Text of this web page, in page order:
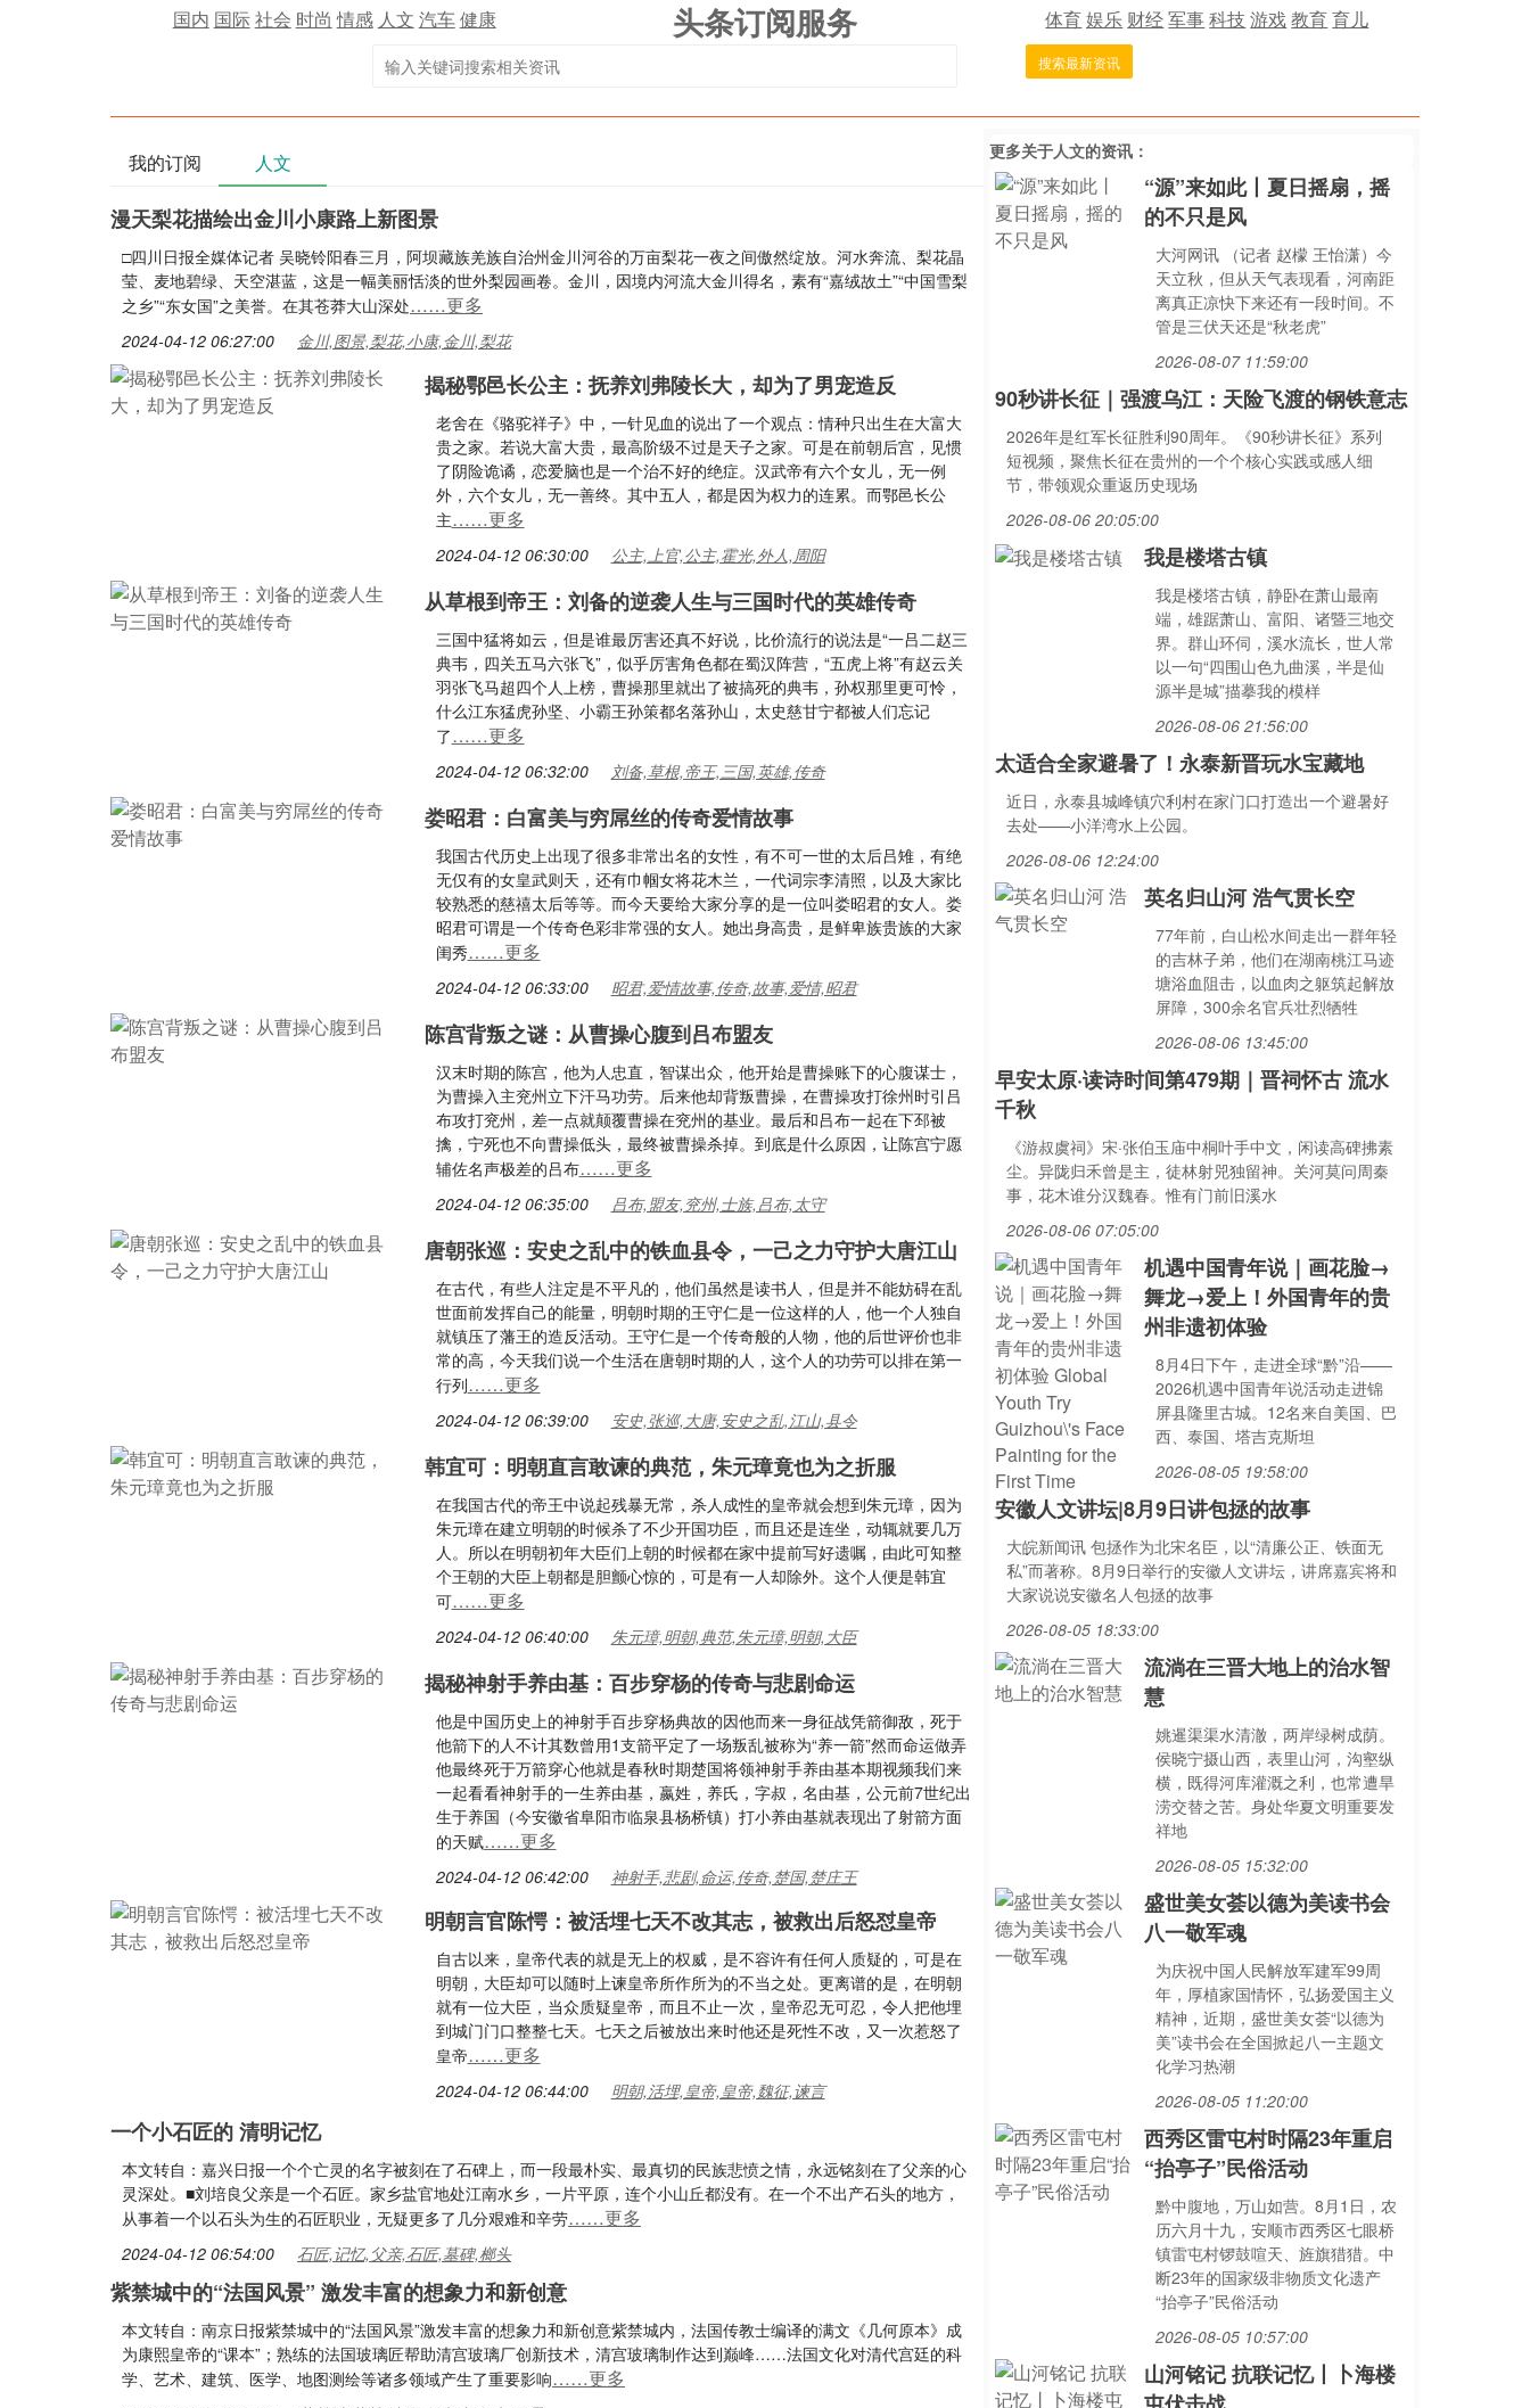
国内 国际社会 时尚 情感 人文 汽车健康 头条订阅服务 体育娱乐 财经军事科技游戏教育育儿
搜索最新资讯
我的订阅 人文
漫天梨花描绘出金川小康路上新图景
□四川日报全媒体记者 吴晓铃阳春三月，阿坝藏族羌族自治州金川河谷的万亩梨花一夜之间傲然绽放。河水奔流、梨花晶
莹、麦地碧绿、天空湛蓝，这是一幅美丽恬淡的世外梨园画卷。金川，因境内河流大金川得名，素有“嘉绒故土”“中国雪梨
之乡”“东女国”之美誉。在其苍莽大山深处……更多
2024-04-12 06:27:00 金川,图景,梨花,小康,金川,梨花
揭秘鄂邑长公主：抚养刘弗陵长大，却为了男宠造反
老舍在《骆驼祥子》中，一针见血的说出了一个观点：情种只出生在大富大
贵之家。若说大富大贵，最高阶级不过是天子之家。可是在前朝后宫，见惯
了阴险诡谲，恋爱脑也是一个治不好的绝症。汉武帝有六个女儿，无一例
外，六个女儿，无一善终。其中五人，都是因为权力的连累。而鄂邑长公
主……更多
2024-04-12 06:30:00 公主,上官,公主,霍光,外人,周阳
从草根到帝王：刘备的逆袭人生与三国时代的英雄传奇
三国中猛将如云，但是谁最厉害还真不好说，比价流行的说法是“一吕二赵三
典韦，四关五马六张飞”，似乎厉害角色都在蜀汉阵营，“五虎上将”有赵云关
羽张飞马超四个人上榜，曹操那里就出了被搞死的典韦，孙权那里更可怜，
什么江东猛虎孙坚、小霸王孙策都名落孙山，太史慈甘宁都被人们忘记
了……更多
2024-04-12 06:32:00 刘备,草根,帝王,三国,英雄,传奇
娄昭君：白富美与穷屌丝的传奇爱情故事
我国古代历史上出现了很多非常出名的女性，有不可一世的太后吕雉，有绝
无仅有的女皇武则天，还有巾帼女将花木兰，一代词宗李清照，以及大家比
较熟悉的慈禧太后等等。而今天要给大家分享的是一位叫娄昭君的女人。娄
昭君可谓是一个传奇色彩非常强的女人。她出身高贵，是鲜卑族贵族的大家
闺秀……更多
2024-04-12 06:33:00 昭君,爱情故事,传奇,故事,爱情,昭君
陈宫背叛之谜：从曹操心腹到吕布盟友
汉末时期的陈宫，他为人忠直，智谋出众，他开始是曹操账下的心腹谋士，
为曹操入主兖州立下汗马功劳。后来他却背叛曹操，在曹操攻打徐州时引吕
布攻打兖州，差一点就颠覆曹操在兖州的基业。最后和吕布一起在下邳被
擒，宁死也不向曹操低头，最终被曹操杀掉。到底是什么原因，让陈宫宁愿
辅佐名声极差的吕布……更多
2024-04-12 06:35:00 吕布,盟友,兖州,士族,吕布,太守
唐朝张巡：安史之乱中的铁血县令，一己之力守护大唐江山
在古代，有些人注定是不平凡的，他们虽然是读书人，但是并不能妨碍在乱
世面前发挥自己的能量，明朝时期的王守仁是一位这样的人，他一个人独自
就镇压了藩王的造反活动。王守仁是一个传奇般的人物，他的后世评价也非
常的高，今天我们说一个生活在唐朝时期的人，这个人的功劳可以排在第一
行列……更多
2024-04-12 06:39:00 安史,张巡,大唐,安史之乱,江山,县令
韩宜可：明朝直言敢谏的典范，朱元璋竟也为之折服
在我国古代的帝王中说起残暴无常，杀人成性的皇帝就会想到朱元璋，因为
朱元璋在建立明朝的时候杀了不少开国功臣，而且还是连坐，动辄就要几万
人。所以在明朝初年大臣们上朝的时候都在家中提前写好遗嘱，由此可知整
个王朝的大臣上朝都是胆颤心惊的，可是有一人却除外。这个人便是韩宜
可……更多
2024-04-12 06:40:00 朱元璋,明朝,典范,朱元璋,明朝,大臣
揭秘神射手养由基：百步穿杨的传奇与悲剧命运
他是中国历史上的神射手百步穿杨典故的因他而来一身征战凭箭御敌，死于
他箭下的人不计其数曾用1支箭平定了一场叛乱被称为“养一箭”然而命运做弄
他最终死于万箭穿心他就是春秋时期楚国将领神射手养由基本期视频我们来
一起看看神射手的一生养由基，嬴姓，养氏，字叔，名由基，公元前7世纪出
生于养国（今安徽省阜阳市临泉县杨桥镇）打小养由基就表现出了射箭方面
的天赋……更多
2024-04-12 06:42:00 神射手,悲剧,命运,传奇,楚国,楚庄王
明朝言官陈愕：被活埋七天不改其志，被救出后怒怼皇帝
自古以来，皇帝代表的就是无上的权威，是不容许有任何人质疑的，可是在
明朝，大臣却可以随时上谏皇帝所作所为的不当之处。更离谱的是，在明朝
就有一位大臣，当众质疑皇帝，而且不止一次，皇帝忍无可忍，令人把他埋
到城门门口整整七天。七天之后被放出来时他还是死性不改，又一次惹怒了
皇帝……更多
2024-04-12 06:44:00 明朝,活埋,皇帝,皇帝,魏征,谏言
一个小石匠的 清明记忆
本文转自：嘉兴日报一个个亡灵的名字被刻在了石碑上，而一段最朴实、最真切的民族悲愤之情，永远铭刻在了父亲的心
灵深处。■刘培良父亲是一个石匠。家乡盐官地处江南水乡，一片平原，连个小山丘都没有。在一个不出产石头的地方，
从事着一个以石头为生的石匠职业，无疑更多了几分艰难和辛劳……更多
2024-04-12 06:54:00 石匠,记忆,父亲,石匠,墓碑,榔头
紫禁城中的“法国风景” 激发丰富的想象力和新创意
本文转自：南京日报紫禁城中的“法国风景”激发丰富的想象力和新创意紫禁城内，法国传教士编译的满文《几何原本》成
为康熙皇帝的“课本”；熟练的法国玻璃匠帮助清宫玻璃厂创新技术，清宫玻璃制作达到巅峰……法国文化对清代宫廷的科
学、艺术、建筑、医学、地图测绘等诸多领域产生了重要影响……更多
更多关于人文的资讯：
“源”来如此丨夏日摇扇，摇
的不只是风
大河网讯 （记者 赵檬 王怡潇）今
天立秋，但从天气表现看，河南距
离真正凉快下来还有一段时间。不
管是三伏天还是“秋老虎”
2026-08-07 11:59:00
90秒讲长征｜强渡乌江：天险飞渡的钢铁意志
2026年是红军长征胜利90周年。《90秒讲长征》系列
短视频，聚焦长征在贵州的一个个核心实践或感人细
节，带领观众重返历史现场
2026-08-06 20:05:00
我是楼塔古镇
我是楼塔古镇，静卧在萧山最南
端，雄踞萧山、富阳、诸暨三地交
界。群山环伺，溪水流长，世人常
以一句“四围山色九曲溪，半是仙
源半是城”描摹我的模样
2026-08-06 21:56:00
太适合全家避暑了！永泰新晋玩水宝藏地
近日，永泰县城峰镇穴利村在家门口打造出一个避暑好
去处——小洋湾水上公园。
2026-08-06 12:24:00
英名归山河 浩气贯长空
77年前，白山松水间走出一群年轻
的吉林子弟，他们在湖南桃江马迹
塘浴血阻击，以血肉之躯筑起解放
屏障，300余名官兵壮烈牺牲
2026-08-06 13:45:00
早安太原·读诗时间第479期｜晋祠怀古 流水
千秋
《游叔虞祠》宋·张伯玉庙中桐叶手中文，闲读高碑拂素
尘。异陇归禾曾是主，徒林射兕独留神。关河莫问周秦
事，花木谁分汉魏春。惟有门前旧溪水
2026-08-06 07:05:00
机遇中国青年说｜画花脸→
舞龙→爱上！外国青年的贵
州非遗初体验
8月4日下午，走进全球“黔”沿——
2026机遇中国青年说活动走进锦
屏县隆里古城。12名来自美国、巴
西、泰国、塔吉克斯坦
2026-08-05 19:58:00
安徽人文讲坛|8月9日讲包拯的故事
大皖新闻讯 包拯作为北宋名臣，以“清廉公正、铁面无
私”而著称。8月9日举行的安徽人文讲坛，讲席嘉宾将和
大家说说安徽名人包拯的故事
2026-08-05 18:33:00
流淌在三晋大地上的治水智
慧
姚暹渠渠水清澈，两岸绿树成荫。
侯晓宁摄山西，表里山河，沟壑纵
横，既得河库灌溉之利，也常遭旱
涝交替之苦。身处华夏文明重要发
祥地
2026-08-05 15:32:00
盛世美女荟以德为美读书会
八一敬军魂
为庆祝中国人民解放军建军99周
年，厚植家国情怀，弘扬爱国主义
精神，近期，盛世美女荟“以德为
美”读书会在全国掀起八一主题文
化学习热潮
2026-08-05 11:20:00
西秀区雷屯村时隔23年重启
“抬亭子”民俗活动
黔中腹地，万山如营。8月1日，农
历六月十九，安顺市西秀区七眼桥
镇雷屯村锣鼓喧天、旌旗猎猎。中
断23年的国家级非物质文化遗产
“抬亭子”民俗活动
2026-08-05 10:57:00
山河铭记 抗联记忆丨卜海楼